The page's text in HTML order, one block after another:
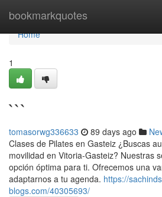
bookmarkquotes
Home
Home
1
```
tomasorwg336633 89 days ago
Clases de Pilates en Gasteiz ¿Buscas
movilidad en Vitoria-Gasteiz? Nuestras
opción óptima para ti. Ofrecemos una
adaptarnos a tu agenda. https://
blogs.com/40305693/